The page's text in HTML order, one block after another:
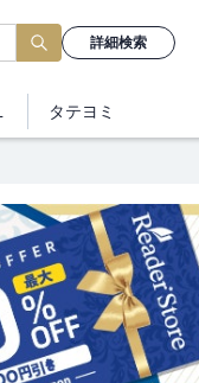
詳細検索
タテヨミ